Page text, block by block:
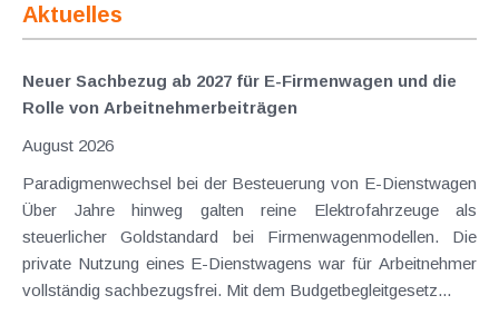
Aktuelles
Neuer Sachbezug ab 2027 für E-Firmenwagen und die
Rolle von Arbeitnehmer​­beiträgen
August 2026
Paradigmenwechsel bei der Besteuerung von E-Dienstwagen
Über Jahre hinweg galten reine Elektrofahrzeuge als
steuerlicher Goldstandard bei Firmenwagenmodellen. Die
private Nutzung eines E-Dienstwagens war für Arbeitnehmer
vollständig sachbezugsfrei. Mit dem Budgetbegleitgesetz...